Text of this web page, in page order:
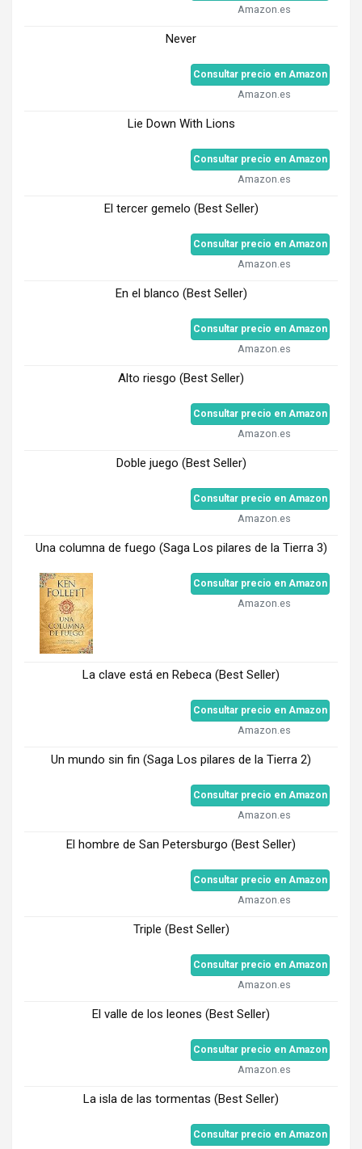
Amazon.es
Never
Consultar precio en Amazon
Amazon.es
Lie Down With Lions
Consultar precio en Amazon
Amazon.es
El tercer gemelo (Best Seller)
Consultar precio en Amazon
Amazon.es
En el blanco (Best Seller)
Consultar precio en Amazon
Amazon.es
Alto riesgo (Best Seller)
Consultar precio en Amazon
Amazon.es
Doble juego (Best Seller)
Consultar precio en Amazon
Amazon.es
Una columna de fuego (Saga Los pilares de la Tierra 3)
Consultar precio en Amazon
Amazon.es
La clave está en Rebeca (Best Seller)
Consultar precio en Amazon
Amazon.es
Un mundo sin fin (Saga Los pilares de la Tierra 2)
Consultar precio en Amazon
Amazon.es
El hombre de San Petersburgo (Best Seller)
Consultar precio en Amazon
Amazon.es
Triple (Best Seller)
Consultar precio en Amazon
Amazon.es
El valle de los leones (Best Seller)
Consultar precio en Amazon
Amazon.es
La isla de las tormentas (Best Seller)
Consultar precio en Amazon